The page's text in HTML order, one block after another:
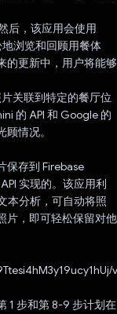
后，该应用会使用
浏览和回顾用餐体
的更新中，用户将能够
关联到特定的餐厅位
的 API 和 Google 的
情况。
保存到 Firebase
实现的。该应用利
本分析，可自动将照
片，即可轻松保留对他
1 步和第 8-9 步计划在